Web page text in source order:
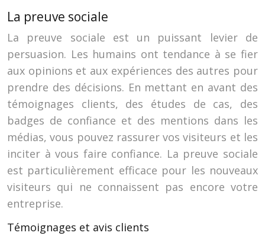
La preuve sociale
La preuve sociale est un puissant levier de
persuasion. Les humains ont tendance à se fier
aux opinions et aux expériences des autres pour
prendre des décisions. En mettant en avant des
témoignages clients, des études de cas, des
badges de confiance et des mentions dans les
médias, vous pouvez rassurer vos visiteurs et les
inciter à vous faire confiance. La preuve sociale
est particulièrement efficace pour les nouveaux
visiteurs qui ne connaissent pas encore votre
entreprise.
Témoignages et avis clients